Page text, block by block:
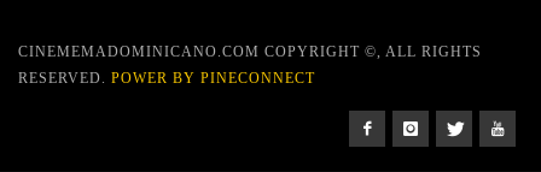
CINEMEMADOMINICANO.COM COPYRIGHT ©, ALL RIGHTS
RESERVED. POWER BY PINECONNECT